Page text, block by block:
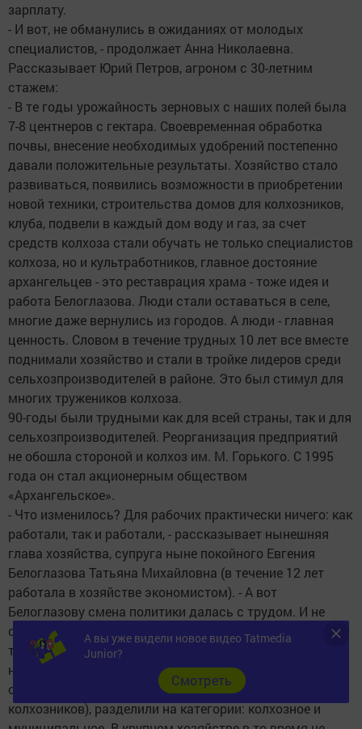
зарплату.
- И вот, не обманулись в ожиданиях от молодых
специалистов, - продолжает Анна Николаевна.
Рассказывает Юрий Петров, агроном с 30-летним
стажем:
- В те годы урожайность зерновых с наших полей была
7-8 центнеров с гектара. Своевременная обработка
почвы, внесение необходимых удобрений постепенно
давали положительные результаты. Хозяйство стало
развиваться, появились возможности в приобретении
новой техники, строительства домов для колхозников,
клуба, подвели в каждый дом воду и газ, за счет
средств колхоза стали обучать не только специалистов
колхоза, но и культработников, главное достояние
архангельцев - это реставрация храма - тоже идея и
работа Белоглазова. Люди стали оставаться в селе,
многие даже вернулись из городов. А люди - главная
ценность. Словом в течение трудных 10 лет все вместе
поднимали хозяйство и стали в тройке лидеров среди
сельхозпроизводителей в районе. Это был стимул для
многих тружеников колхоза.
90-годы были трудными как для всей страны, так и для
сельхозпроизводителей. Реорганизация предприятий
не обошла стороной и колхоз им. М. Горького. С 1995
года он стал акционерным обществом
«Архангельское».
- Что изменилось? Для рабочих практически ничего: как
работали, так и работали, - рассказывает нынешняя
глава хозяйства, супруга ныне покойного Евгения
Белоглазова Татьяна Михайловна (в течение 12 лет
работала в хозяйстве экономистом). - А вот
Белоглазову смена политики далась с трудом. И не
столько он был не согласен с ней, сколько тревожило
то, как понятие «свобода» изменило в худшую сторону
некоторых людей. А то, что все вместе строили и
создавали (на средства, заработанные руками
колхозников), разделили на категории: колхозное и
А вы уже видели новое видео Tatmedia
Junior?
Cмотреть